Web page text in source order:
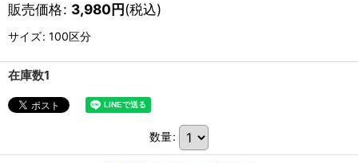
販売価格: 3,980円(税込)
サイズ: 100区分
在庫数1
数量: